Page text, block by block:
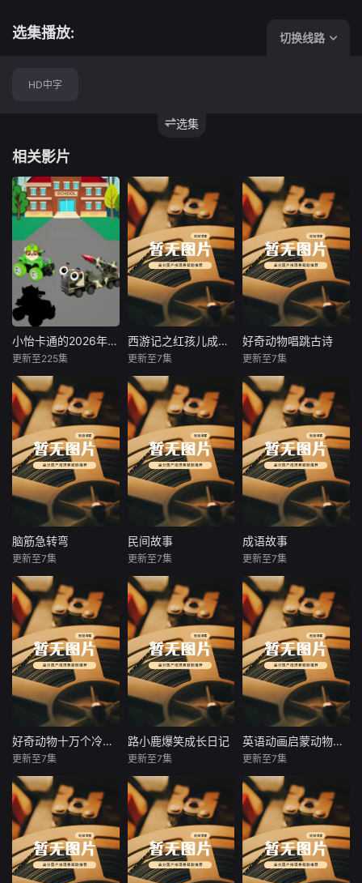
选集播放: 切换线路
选集
HD中字
相关影片
小怡卡通的2026年合集2
暂无内容
小怡卡通的2026年合集2
更新至225集
西游记之红孩儿成长日记音频版
【该节目为音频】
红孩儿（圣婴大
王）外表8岁，实
则千年“老小孩”，
会三昧真火，脾气
火爆但内心渴望认
可；住在火云洞，
有“烦恼清单”和一
群奇葩小伙伴，日
常在“调皮闯祸、爆
笑翻车、明白道理”
西游记之红孩儿成长日记音频版
更新至7集
好奇动物唱跳古诗
【该节目为音频】
《好奇动物：唱跳
古诗》以精美古风
动画演绎古诗剧
情，双童声清甜朗
读还原韵律之美，
真人老师国风舞蹈
搭配定制旋律解锁
唱跳新玩法，再用
趣味动画直白拆解
诗意。将古诗化作
视听互动让孩子轻
松记诵、深度理解
必背古诗，爱上中
华诗词之美。
好奇动物唱跳古诗
更新至7集
脑筋急转弯
【该节目为音频】
脑筋急转弯，IQ大
挑战！什么人最怕
太阳？什么床不能
睡？超人为什么要
穿紧身衣？奇奇怪
怪的问题，惊叹声
连连的答案，欢迎
参加第一届脑筋急
转弯大赛，准备
好！请听题！
脑筋急转弯
更新至7集
民间故事
【该节目为音频】
民间故事是民间文
学中的重要题材之
一。民间故事就是
劳动人民创作并传
播的、具有虚构内
容的散文形式的口
头文学作品，是所
有民间散文作品的
统称，民间故事是
从远古时代起就在
种以奇异的语言和
象征的形式讲述人
与人之间的种种关
系，题材广泛而又
充满幻想的叙事体
故事。民间故事从
民间故事
更新至7集
成语故事
【该节目为音频】
每个成语的背后都
有一个意义深远的
故事，是我们几千
年以来人民智慧的
结晶，晓琳妈妈精
选了适合儿童听的
成语故事，所选取
的故事语音生动，
通俗易懂，能够帮
助孩子了解历史。
华文化的熏陶，更
能开阔视野，学习
其中美好的品质，
做个真诚、善良、
勤奋好学、有担
当，机智勇敢的
成语故事
更新至7集
好奇动物十万个冷知识音频版
【该节目为音频】
孩子就像一台“问号
制造机”：为什么毛
毛虫会变成蝴蝶？
不刷牙会怎样？鲸
鲨为什么是最大的
好奇动物十万个冷知识音频版
更新至7集
路小鹿爆笑成长日记
【该节目为音频】
作者以日记体独有
的内心独白形式，
描述了一个正在读
小学四年级的小小
少年路小鹿与周围
路小鹿爆笑成长日记
更新至7集
英语动画启蒙动物王国大冒险音频版
【该节目为音频】
专为3-8岁中国孩
子量身打造的英语
启蒙神器来袭！含
24部爆笑动画，百
看不厌，搭配24首
英语动画启蒙动物王国大冒险音频版
更新至7集